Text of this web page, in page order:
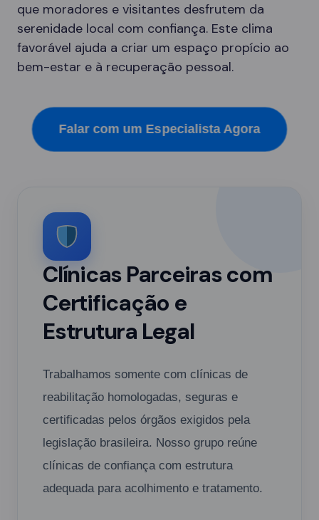
que moradores e visitantes desfrutem da
serenidade local com confiança. Este clima
favorável ajuda a criar um espaço propício ao
bem-estar e à recuperação pessoal.
Falar com um Especialista Agora
Clínicas Parceiras com
Certificação e
Estrutura Legal
Trabalhamos somente com clínicas de
reabilitação homologadas, seguras e
certificadas pelos órgãos exigidos pela
legislação brasileira. Nosso grupo reúne
clínicas de confiança com estrutura
adequada para acolhimento e tratamento.